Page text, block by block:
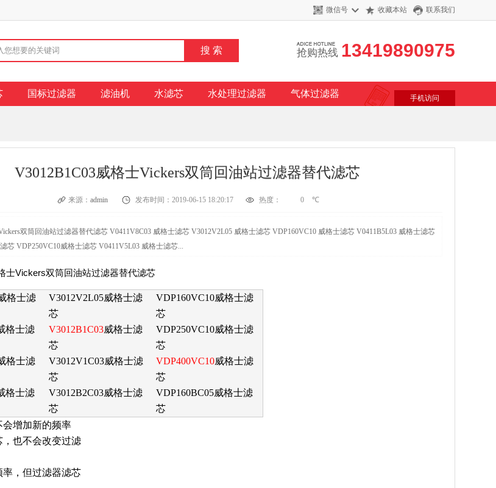
微信号 收藏本站 联系我们
抢购热线 13419890975
国标过滤器 滤油机 水滤芯 水处理过滤器 气体过滤器 手机访问
V3012B1C03威格士Vickers双筒回油站过滤器替代滤芯
来源： admin 发布时间：2019-06-15 18:20:17 热度： 0 ℃
双筒回油站过滤器替代滤芯 V0411V8C03 威格士滤芯 V3012V2L05 威格士滤芯 VDP160VC10 威格士滤芯 V0411B5L03 威格士滤芯
芯 VDP250VC10威格士滤芯 V0411V5L03 威格士滤芯...
士Vickers双筒回油站过滤器替代滤芯
格士滤
V3012V2L05威格士滤
芯
VDP160VC10威格士滤
芯
格士滤
V3012B1C03威格士滤
芯
VDP250VC10威格士滤
芯
格士滤
V3012V1C03威格士滤
芯
VDP400VC10威格士滤
芯
格士滤
V3012B2C03威格士滤
芯
VDP160BC05威格士滤
芯
会增加新的频率
也不会改变过滤
，但过滤器滤芯